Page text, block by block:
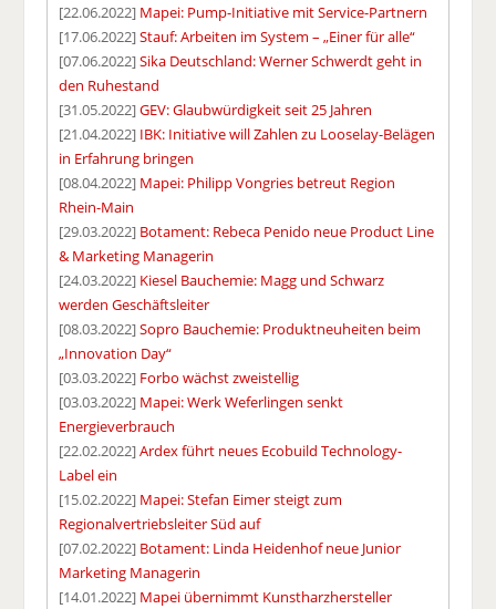
[22.06.2022] Mapei: Pump-Initiative mit Service-Partnern
[17.06.2022]Stauf: Arbeiten im System – „Einer für alle“
[07.06.2022]Sika Deutschland: Werner Schwerdt geht in
den Ruhestand
[31.05.2022]GEV: Glaubwürdigkeit seit 25 Jahren
[21.04.2022] IBK: Initiative will Zahlen zu Looselay-Belägen
in Erfahrung bringen
[08.04.2022] Mapei: Philipp Vongries betreut Region
Rhein-Main
[29.03.2022] Botament: Rebeca Penido neue Product Line
& Marketing Managerin
[24.03.2022] Kiesel Bauchemie: Magg und Schwarz
werden Geschäftsleiter
[08.03.2022]Sopro Bauchemie: Produktneuheiten beim
„Innovation Day“
[03.03.2022] Forbo wächst zweistellig
[03.03.2022] Mapei: Werk Weferlingen senkt
Energieverbrauch
[22.02.2022]Ardex führt neues Ecobuild Technology-
Label ein
[15.02.2022] Mapei: Stefan Eimer steigt zum
Regionalvertriebsleiter Süd auf
[07.02.2022] Botament: Linda Heidenhof neue Junior
Marketing Managerin
[14.01.2022] Mapei übernimmt Kunstharzhersteller